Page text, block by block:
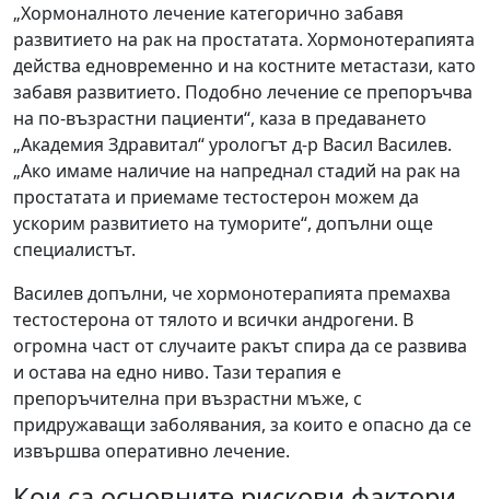
„Хормоналното лечение категорично забавя
развитието на рак на простатата. Хормонотерапията
действа едновременно и на костните метастази, като
забавя развитието. Подобно лечение се препоръчва
на по-възрастни пациенти“, каза в предаването
„Академия Здравитал“ урологът д-р Васил Василев.
„Ако имаме наличие на напреднал стадий на рак на
простатата и приемаме тестостерон можем да
ускорим развитието на туморите“, допълни още
специалистът.
Василев допълни, че хормонотерапията премахва
тестостерона от тялото и всички андрогени. В
огромна част от случаите ракът спира да се развива
и остава на едно ниво. Тази терапия е
препоръчителна при възрастни мъже, с
придружаващи заболявания, за които е опасно да се
извършва оперативно лечение.